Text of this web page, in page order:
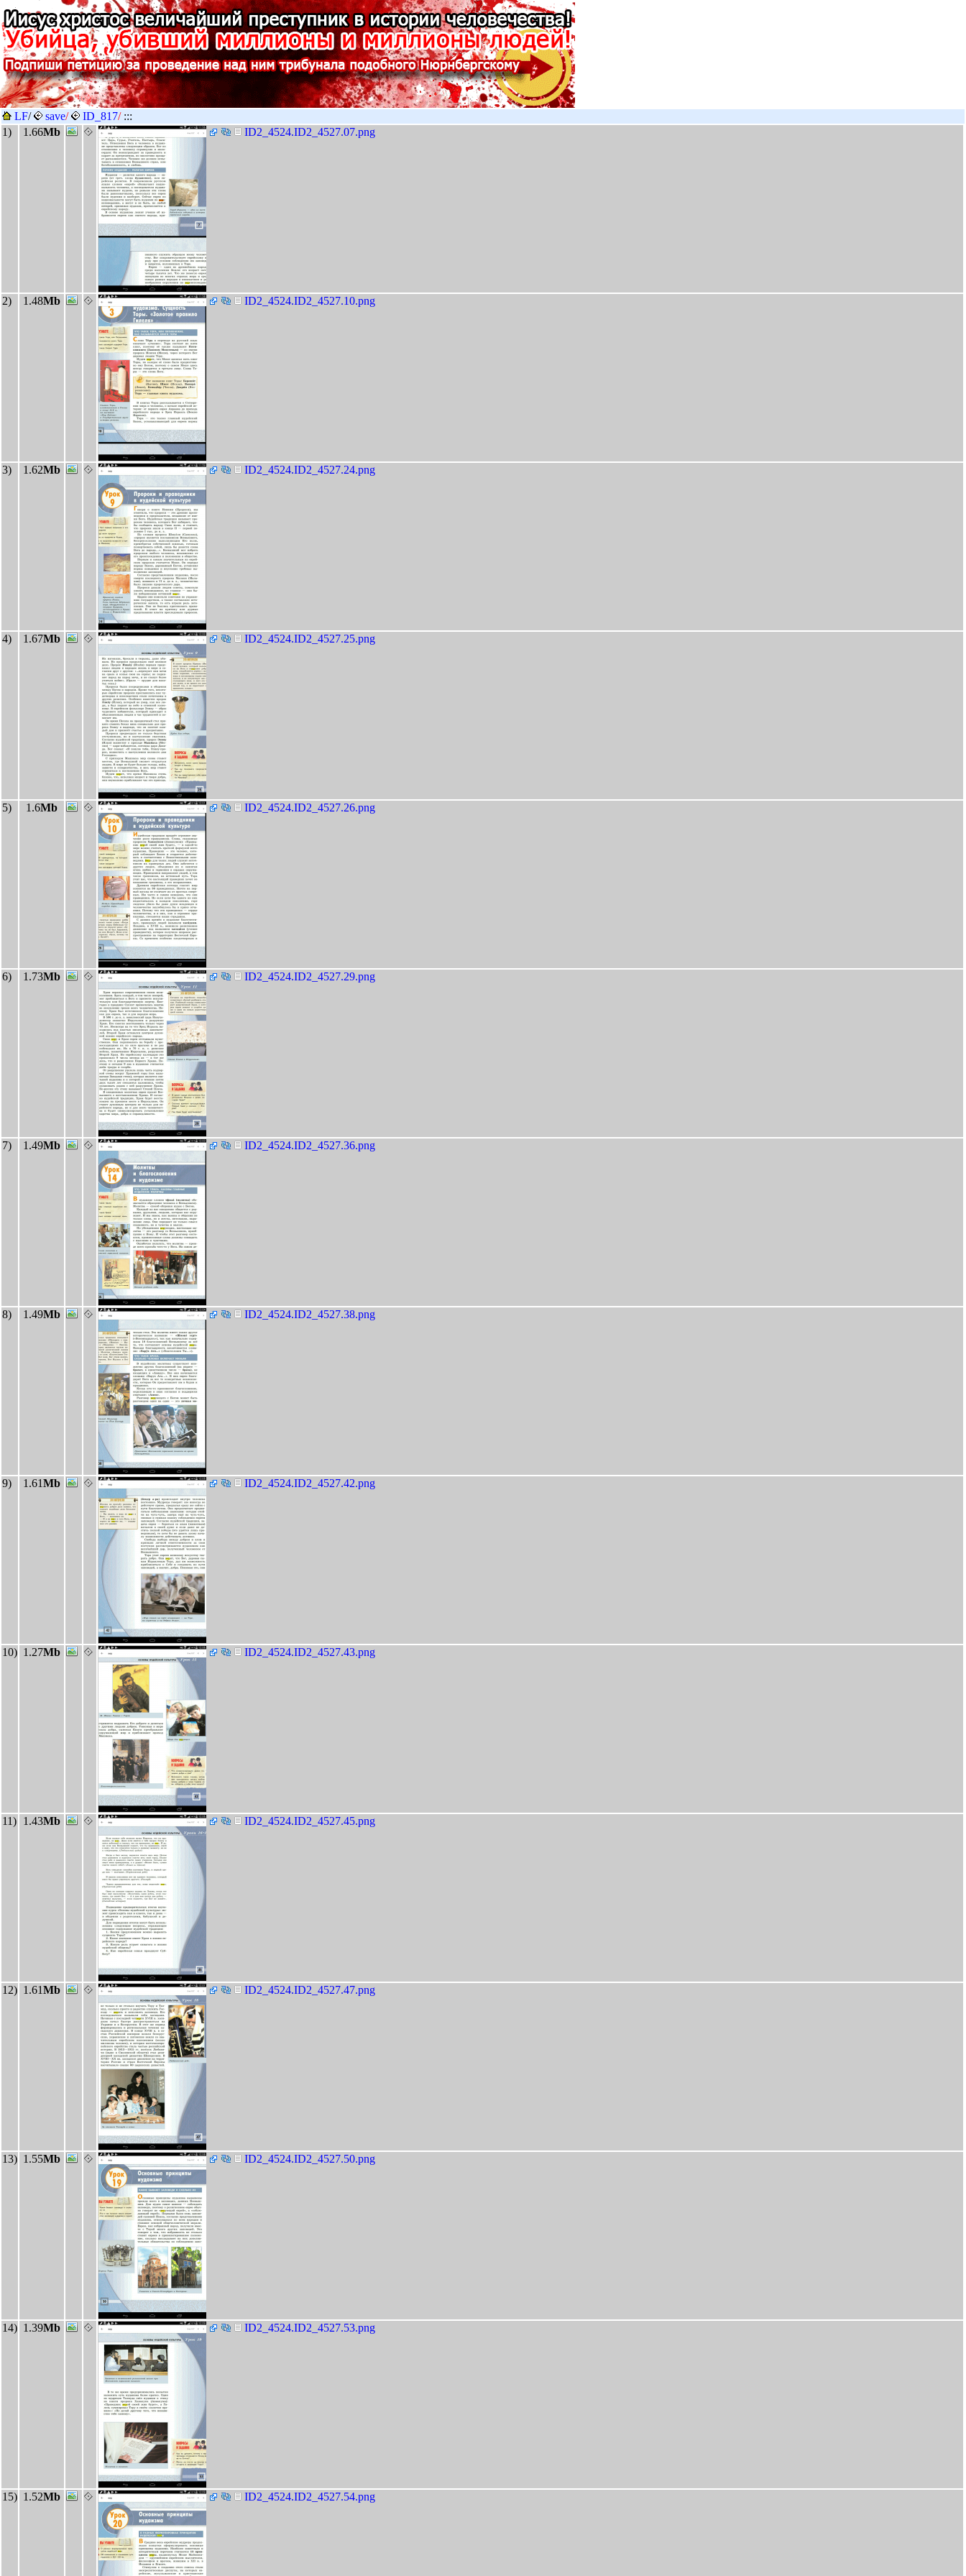
LF/ save/ ID_817/:::
1)
1.66Mb ID2_4524.ID2_4527.07.png
2) 1.48Mb ID2_4524.ID2_4527.10.png
3) 1.62Mb ID2_4524.ID2_4527.24.png
4) 1.67Mb ID2_4524.ID2_4527.25.png
5) 1.6Mb ID2_4524.ID2_4527.26.png
6) 1.73Mb ID2_4524.ID2_4527.29.png
7) 1.49Mb ID2_4524.ID2_4527.36.png
8) 1.49Mb ID2_4524.ID2_4527.38.png
9) 1.61Mb ID2_4524.ID2_4527.42.png
10) 1.27Mb ID2_4524.ID2_4527.43.png
11) 1.43Mb ID2_4524.ID2_4527.45.png
12) 1.61Mb ID2_4524.ID2_4527.47.png
13) 1.55Mb ID2_4524.ID2_4527.50.png
14) 1.39Mb ID2_4524.ID2_4527.53.png
15) 1.52Mb ID2_4524.ID2_4527.54.png